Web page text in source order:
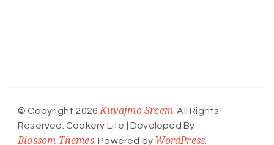
© Copyright 2026 Kuvajmo Srcem . All Rights
Reserved. Cookery Lite | Developed By
Blossom Themes. Powered by WordPress